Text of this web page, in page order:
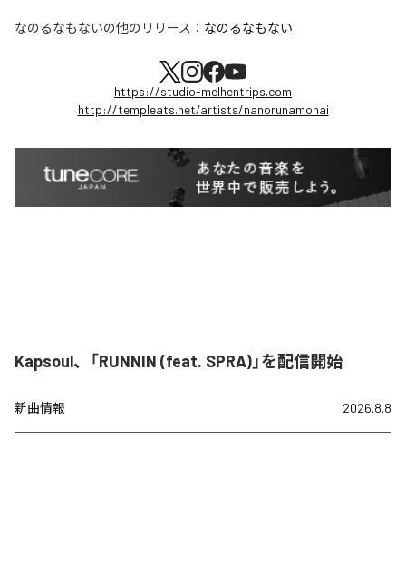
なのるなもないの他のリリース： なのるなもない
https://studio-melhentrips.com
http://templeats.net/artists/nanorunamonai
Kapsoul、「RUNNIN (feat. SPRA)」を配信開始
新曲情報 2026.8.8